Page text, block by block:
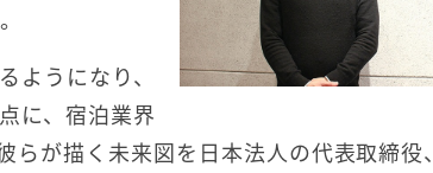
ようになり、
に、宿泊業界
らが描く未来図を日本法人の代表取締役